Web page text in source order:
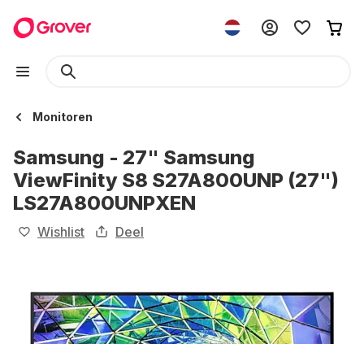
Monitoren
Samsung - 27" Samsung
ViewFinity S8 S27A800UNP (27")
LS27A800UNPXEN
Wishlist Deel